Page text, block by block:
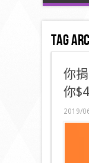
Tag
你
你
2019/